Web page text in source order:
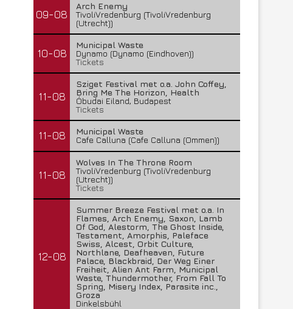
09-08
Arch Enemy
TivoliVredenburg (TivoliVredenburg
(Utrecht))
10-08
Municipal Waste
Dynamo (Dynamo (Eindhoven))
Tickets
11-08
Sziget Festival met o.a. John Coffey,
Bring Me The Horizon, Health
Óbudai Eiland, Budapest
Tickets
11-08
Municipal Waste
Cafe Calluna (Cafe Calluna (Ommen))
11-08
Wolves In The Throne Room
TivoliVredenburg (TivoliVredenburg
(Utrecht))
Tickets
12-08
Summer Breeze Festival met o.a. In
Flames, Arch Enemy, Saxon, Lamb
Of God, Alestorm, The Ghost Inside,
Testament, Amorphis, Paleface
Swiss, Alcest, Orbit Culture,
Northlane, Deafheaven, Future
Palace, Blackbraid, Der Weg Einer
Freiheit, Alien Ant Farm, Municipal
Waste, Thundermother, From Fall To
Spring, Misery Index, Parasite inc.,
Groza
Dinkelsbühl